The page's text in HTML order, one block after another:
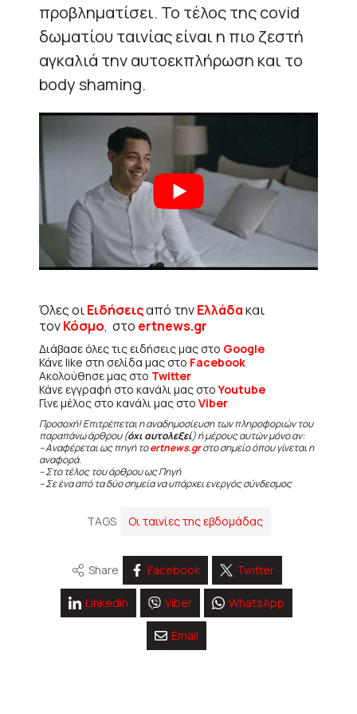
προβληματίσει. Το τέλος της covid
δωματίου ταινίας είναι η πιο ζεστή
αγκαλιά την αυτοεκπλήρωση και το
body shaming.
Όλες οιΕιδήσειςαπό τηνΕλλάδακαι
τονΚόσμο, στο ertnews.gr
Διάβασε όλες τις ειδήσεις μας στο Google
Κάνε like στη σελίδα μας στο Facebook
Ακολούθησε μας στο Twitter
Κάνε εγγραφή στο κανάλι μας στοYoutube
Γίνε μέλος στο κανάλι μας στο Viber
Προσοχή! Επιτρέπεται η αναδημοσίευση των πληροφοριών του
παραπάνω άρθρου (όχι αυτολεξεί) ή μέρους αυτών μόνο αν:
– Αναφέρεται ως πηγή τοertnews.grστο σημείο όπου γίνεται η
αναφορά.
– Στο τέλος του άρθρου ως Πηγή
– Σε ένα από τα δύο σημεία να υπάρχει ενεργός σύνδεσμος
TAGS Οι ταινίες της εβδομάδας
Share Facebook Twitter
Linkedin Viber WhatsApp
Email